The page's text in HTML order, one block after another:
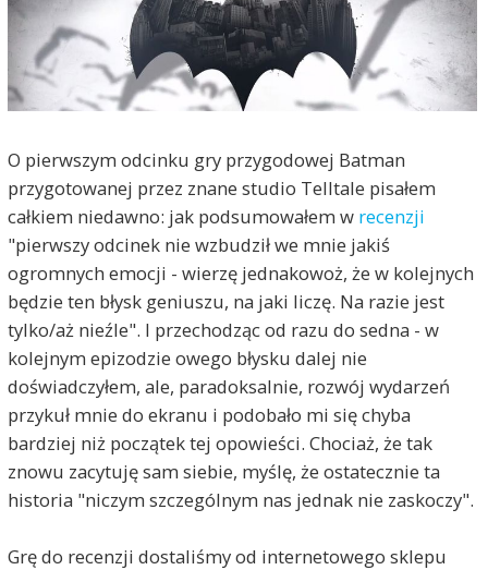
O pierwszym odcinku gry przygodowej Batman
przygotowanej przez znane studio Telltale pisałem
całkiem niedawno: jak podsumowałem w recenzji
"pierwszy odcinek nie wzbudził we mnie jakiś
ogromnych emocji - wierzę jednakowoż, że w kolejnych
będzie ten błysk geniuszu, na jaki liczę. Na razie jest
tylko/aż nieźle". I przechodząc od razu do sedna - w
kolejnym epizodzie owego błysku dalej nie
doświadczyłem, ale, paradoksalnie, rozwój wydarzeń
przykuł mnie do ekranu i podobało mi się chyba
bardziej niż początek tej opowieści. Chociaż, że tak
znowu zacytuję sam siebie, myślę, że ostatecznie ta
historia "niczym szczególnym nas jednak nie zaskoczy".
Grę do recenzji dostaliśmy od internetowego sklepu